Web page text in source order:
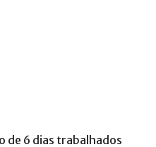
de 6 dias trabalhados